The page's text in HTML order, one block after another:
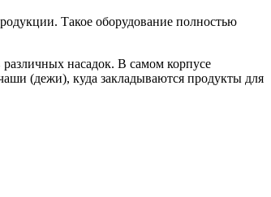
Такое оборудование полностью
насадок. В самом корпусе
(дежи), куда закладываются продукты для